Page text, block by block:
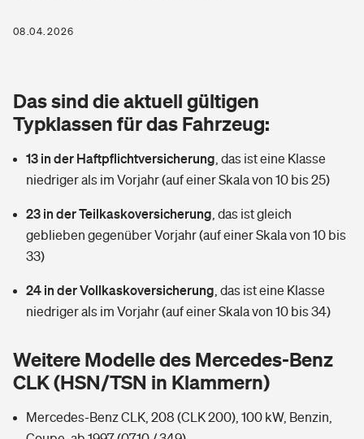
Rentenrechner: Wie viel Geld bekomme ich im Alter?
Wer versichert was: Jetzt Versicherer finden
Wärmepumpen versichern
Vermieterrrechtsschutz
Mietkautionsversicherung
Zur Übersicht
Tools
Hochwasser-Check: Wie gefährdet ist Ihr Haus?
Wer versichert was: Jetzt Versicherer finden
Kinderunfall­ver­si­che­rung
Reiseversicherung
Handyversicherung
Private Cyberversicherung
Musikinstrumentenversicherung
Tierkrankenversicherung
Zur Übersicht
Tools
Sie haben Fragen?
Rentenrechner: Wie viel Geld bekomme ich im Alter?
08.04.2026
Das sind die aktuell gültigen
Typklassen für das Fahrzeug:
13 in der Haftpflichtversicherung das ist eine Klasse
niedriger als im Vorjahr (auf einer Skala von 10 bis 25)
23 in der Teilkaskoversicherung das ist gleich
geblieben gegenüber Vorjahr (auf einer Skala von 10 bis
33)
24 in der Vollkaskoversicherung das ist eine Klasse
niedriger als im Vorjahr (auf einer Skala von 10 bis 34)
Weitere Modelle des Mercedes-Benz
CLK (HSN/TSN in Klammern)
Mercedes-Benz CLK, 208 (CLK 200), 100 kW, Benzin,